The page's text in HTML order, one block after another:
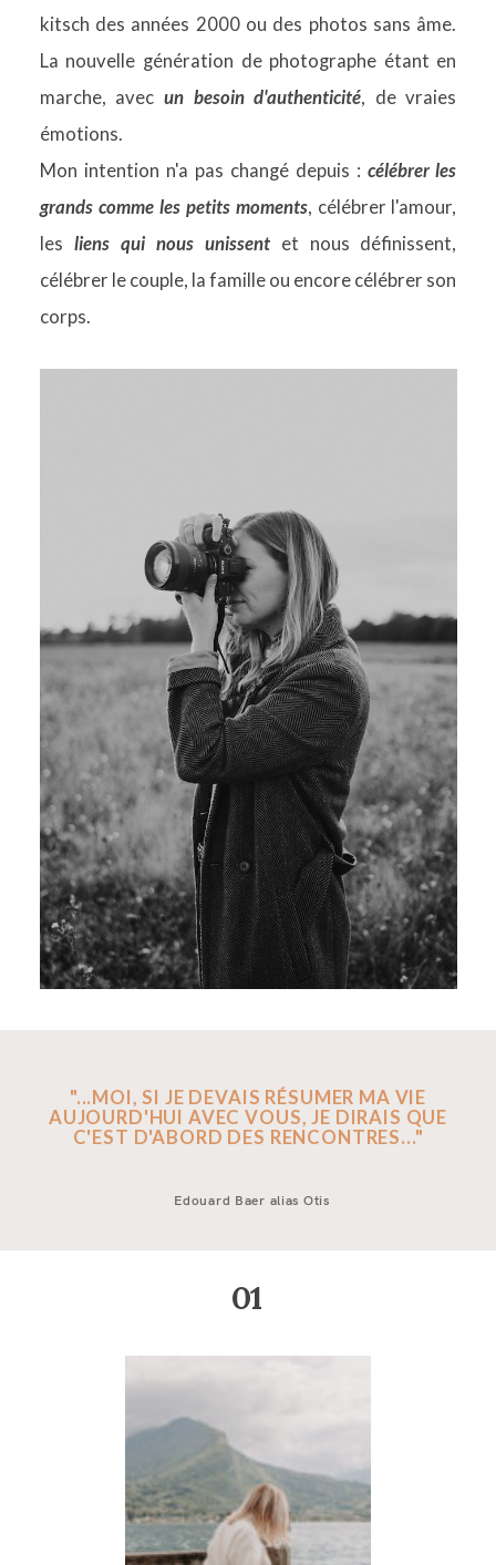
kitsch des années 2000 ou des photos sans âme.
La nouvelle génération de photographe étant en
marche, avec un besoin d'authenticité, de vraies
émotions.
Mon intention n'a pas changé depuis : célébrer les
grands comme les petits moments, célébrer l'amour,
les liens qui nous unissentet nous définissent,
célébrer le couple, la famille ou encore célébrer son
corps.
"...MOI, SI JE DEVAIS RÉSUMER MA VIE
AUJOURD'HUI AVEC VOUS, JE DIRAIS QUE
C'EST D'ABORD DES RENCONTRES..."
Edouard Baer alias Otis
01